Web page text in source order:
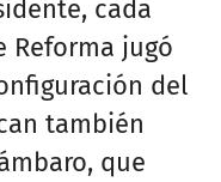
cada
Reforma jugó
del
también
que